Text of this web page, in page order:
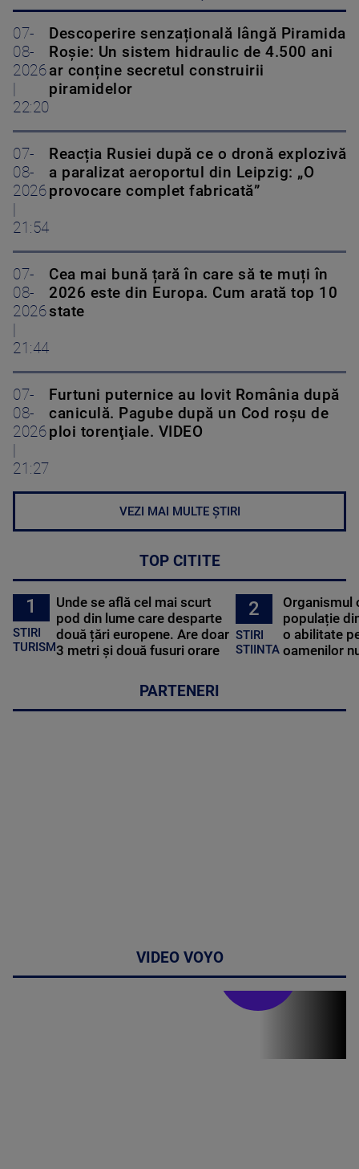
07-
08-
2026
|
22:20
Descoperire senzațională lângă Piramida
Roșie: Un sistem hidraulic de 4.500 ani
ar conține secretul construirii
piramidelor
07-
08-
2026
|
21:54
Reacția Rusiei după ce o dronă explozivă
a paralizat aeroportul din Leipzig: „O
provocare complet fabricată”
07-
08-
2026
|
21:44
Cea mai bună țară în care să te muți în
2026 este din Europa. Cum arată top 10
state
07-
08-
2026
|
21:27
Furtuni puternice au lovit România după
caniculă. Pagube după un Cod roşu de
ploi torenţiale. VIDEO
VEZI MAI MULTE ȘTIRI
TOP CITITE
1
STIRI
TURISM
Unde se află cel mai scurt
pod din lume care desparte
două țări europene. Are doar
3 metri și două fusuri orare
2
STIRI
STIINTA
Organismul
populație
o abilitate
oamenilor
PARTENERI
VIDEO VOYO
Stirile PRO TV